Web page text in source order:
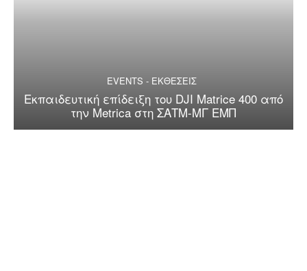
EVENTS - ΕΚΘΕΣΕΙΣ
Εκπαιδευτική επίδειξη του DJI Matrice 400 από
την Metrica στη ΣΑΤΜ-ΜΓ ΕΜΠ